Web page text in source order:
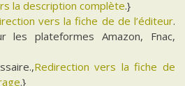
la description complète.}
vers la fiche de de l’éditeur.
les plateformes Amazon, Fnac,
Redirection vers la fiche de
.}